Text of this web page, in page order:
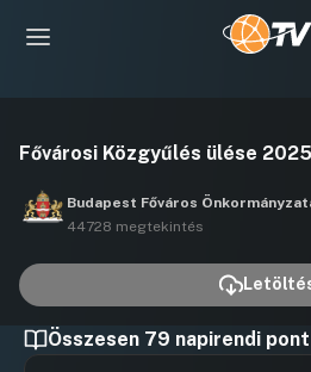
Fővárosi Közgyűlés ülése
Budapest Főváros
44728 megtekintés
Összesen 79 napirendi pont